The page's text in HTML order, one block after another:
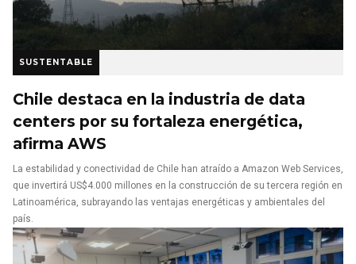
SUSTENTABLE
Chile destaca en la industria de data
centers por su fortaleza energética,
afirma AWS
La estabilidad y conectividad de Chile han atraído a Amazon Web Services,
que invertirá US$4.000 millones en la construcción de su tercera región en
Latinoamérica, subrayando las ventajas energéticas y ambientales del
país.